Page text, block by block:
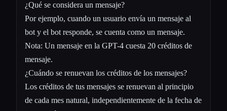
¿Qué se considera un mensaje?
Por ejemplo, cuando un usuario envía un mensaje al
bot y el bot responde, se cuenta como un mensaje.
Nota: Un mensaje en la GPT-4 cuesta 20 créditos de
mensaje.
¿Cuándo se renuevan los créditos de los mensajes?
Los créditos de tus mensajes se renuevan al principio
de cada mes natural, independientemente de la fecha de